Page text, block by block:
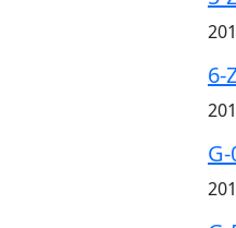
6-